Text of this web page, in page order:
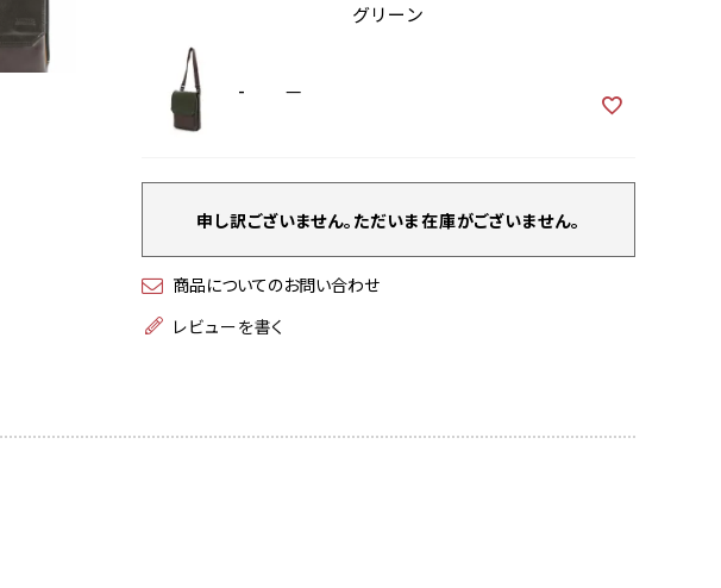
グリーン
- —
申し訳ございません。ただいま在庫がございません。
商品についてのお問い合わせ
レビューを書く